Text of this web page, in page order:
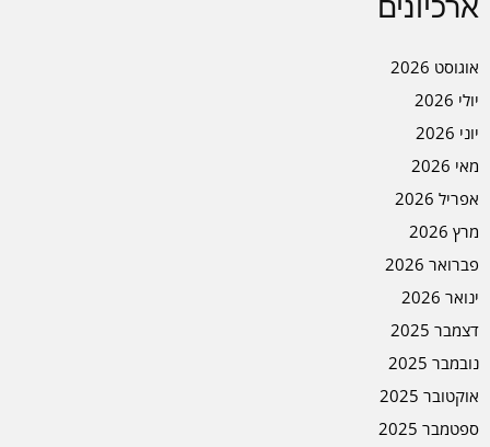
ארכיונים
אוגוסט 2026
יולי 2026
יוני 2026
מאי 2026
אפריל 2026
מרץ 2026
פברואר 2026
ינואר 2026
דצמבר 2025
נובמבר 2025
אוקטובר 2025
ספטמבר 2025